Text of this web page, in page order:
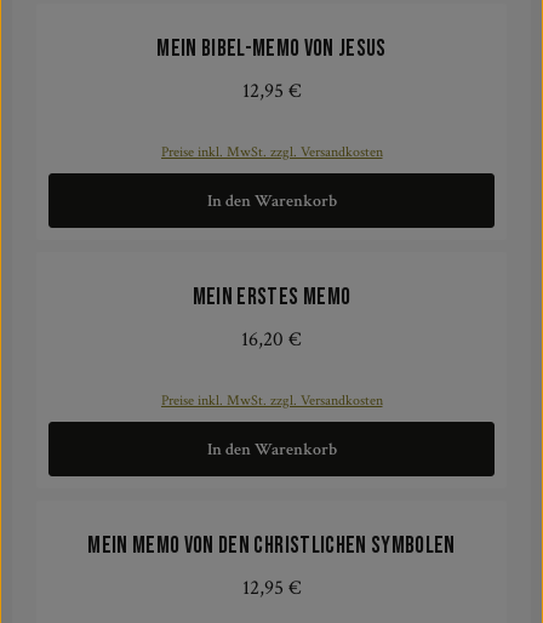
Mein Bibel-Memo von Jesus
Regulärer Preis:
12,95 €
Preise inkl. MwSt. zzgl. Versandkosten
In den Warenkorb
Mein erstes Memo
Regulärer Preis:
16,20 €
Preise inkl. MwSt. zzgl. Versandkosten
In den Warenkorb
Mein Memo von den christlichen Symbolen
Regulärer Preis:
12,95 €